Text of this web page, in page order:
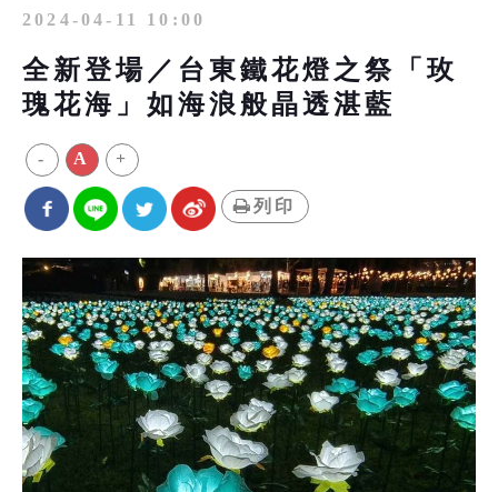
2024-04-11 10:00
全新登場／台東鐵花燈之祭「玫
瑰花海」如海浪般晶透湛藍
- A +
列印